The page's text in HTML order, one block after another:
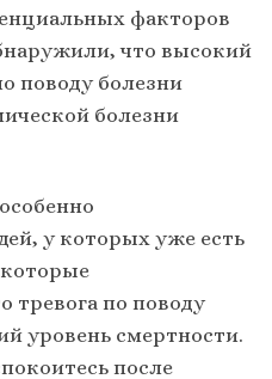
факторов
что высокий
поводу болезни
болезни
у которых уже есть
тревога по поводу
уровень смертности.
после